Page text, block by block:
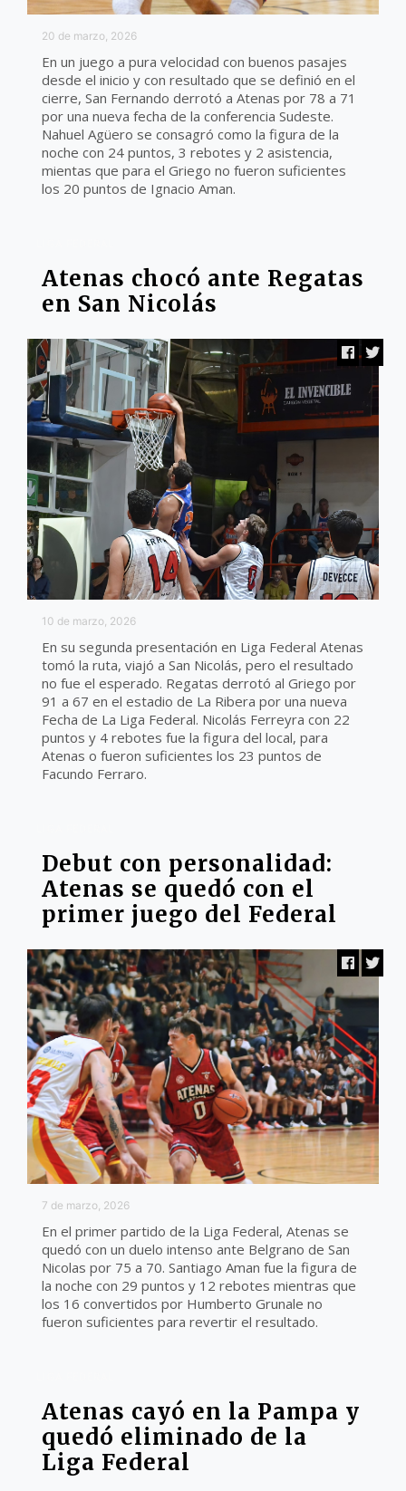
20 de marzo, 2026
En un juego a pura velocidad con buenos pasajes
desde el inicio y con resultado que se definió en el
cierre, San Fernando derrotó a Atenas por 78 a 71
por una nueva fecha de la conferencia Sudeste.
Nahuel Agüero se consagró como la figura de la
noche con 24 puntos, 3 rebotes y 2 asistencia,
mientas que para el Griego no fueron suficientes
los 20 puntos de Ignacio Aman.
Atenas chocó ante Regatas
en San Nicolás
10 de marzo, 2026
En su segunda presentación en Liga Federal Atenas
tomó la ruta, viajó a San Nicolás, pero el resultado
no fue el esperado. Regatas derrotó al Griego por
91 a 67 en el estadio de La Ribera por una nueva
Fecha de La Liga Federal. Nicolás Ferreyra con 22
puntos y 4 rebotes fue la figura del local, para
Atenas o fueron suficientes los 23 puntos de
Facundo Ferraro.
Debut con personalidad:
Atenas se quedó con el
primer juego del Federal
7 de marzo, 2026
En el primer partido de la Liga Federal, Atenas se
quedó con un duelo intenso ante Belgrano de San
Nicolas por 75 a 70. Santiago Aman fue la figura de
la noche con 29 puntos y 12 rebotes mientras que
los 16 convertidos por Humberto Grunale no
fueron suficientes para revertir el resultado.
Atenas cayó en la Pampa y
quedó eliminado de la
Liga Federal